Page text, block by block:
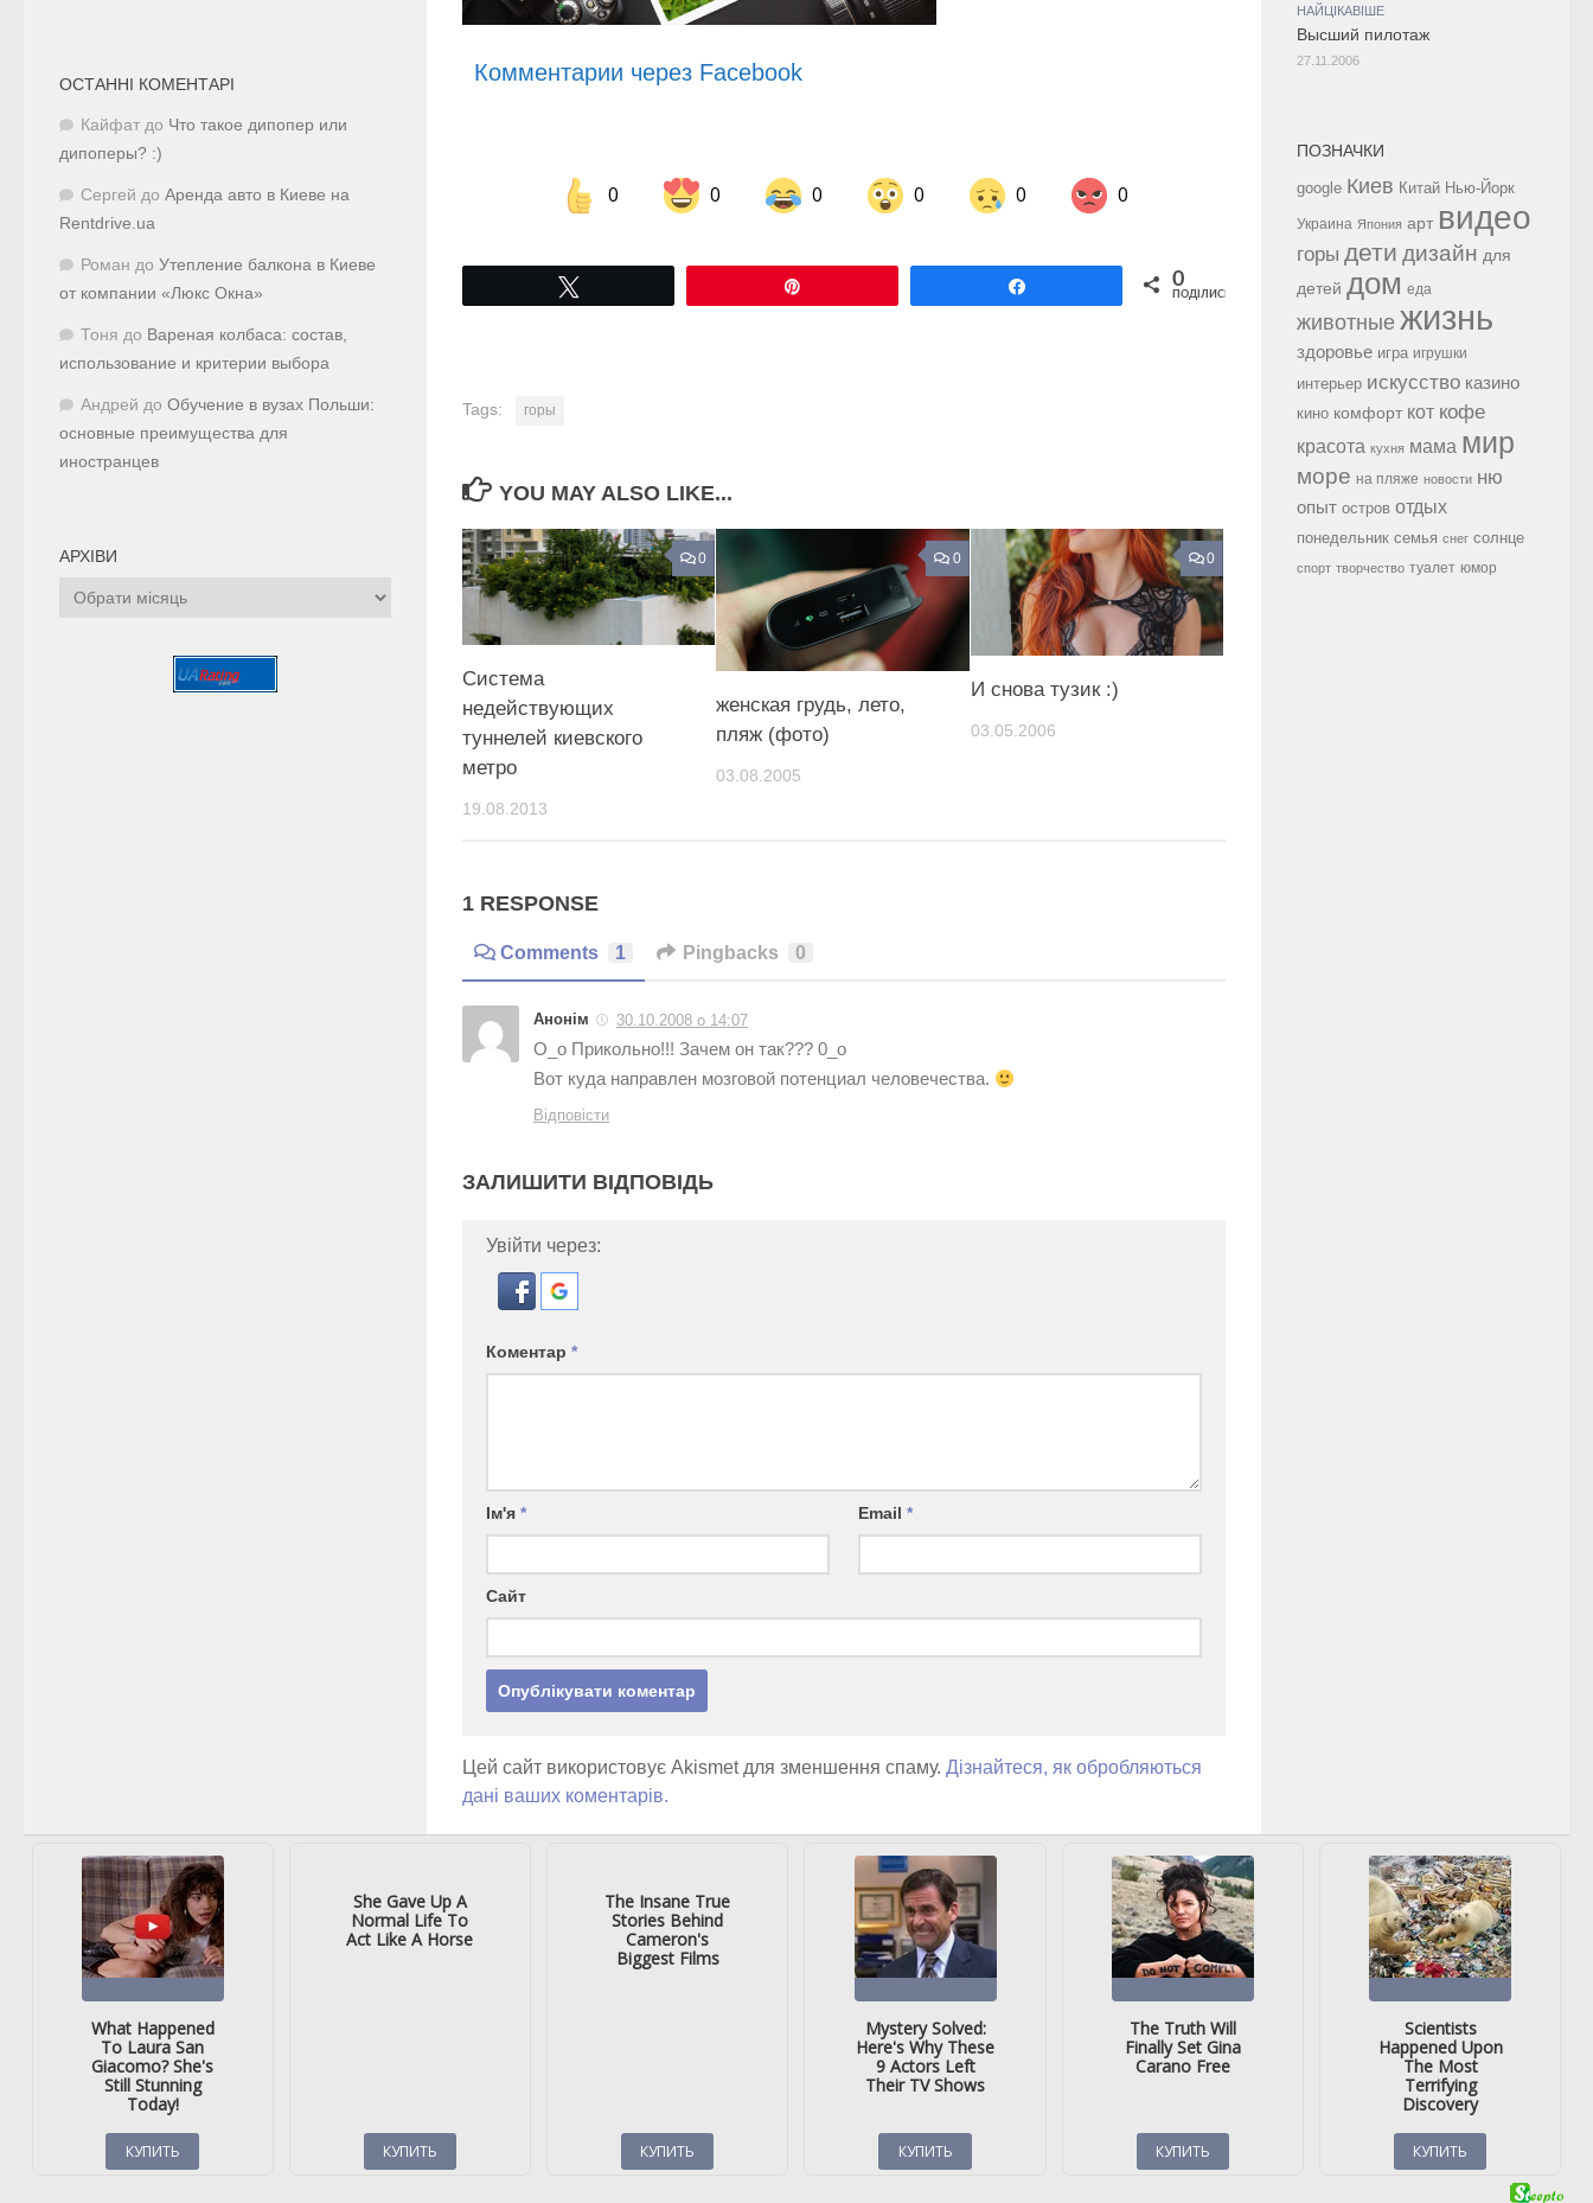
Комментарии через Facebook
0 0 0 0 0 0
Share on Facebook Share on LinkedIn Share on Twitter 0
ПОДІЛИСЬ
Tags: горы
YOU MAY ALSO LIKE...
0
Система
недействующих
туннелей киевского
метро
19.08.2013
0
женская грудь, лето,
пляж (фото)
03.08.2005
0
И снова тузик :)
03.05.2006
1 RESPONSE
Comments 1 Pingbacks 0
Анонім 30.10.2008 о 14:07
О_о Прикольно!!! Зачем он так??? 0_о
Вот куда направлен мозговой потенциал человечества.
Відповісти
ЗАЛИШИТИ ВІДПОВІДЬ
Увійти через:
Коментар *
Ім'я * Email*
Сайт
Цей сайт використовує Akismet для зменшення спаму. Дізнайтеся, як обробляються
дані ваших коментарів.
ОСТАННІ КОМЕНТАРІ
Кайфат до Что такое дипопер или
дипоперы? :)
Сергей до Аренда авто в Киеве на
Rentdrive.ua
Роман до Утепление балкона в Киеве
от компании «Люкс Окна»
Тоня до Вареная колбаса: состав,
использование и критерии выбора
Андрей до Обучение в вузах Польши:
основные преимущества для
иностранцев
АРХІВИ
Архіви
НАЙЦІКАВІШЕ
Высший пилотаж
27.11.2006
ПОЗНАЧКИ
google Киев Китай Нью-Йорк
Украина Япония арт видео
горы дети дизайн для
детей дом еда
животные жизнь
здоровье игра игрушки
интерьер искусство казино
кино комфорт кот кофе
красота кухня мама мир
море на пляже новости ню
опыт остров отдых
понедельник семья снег солнце
спорт творчество туалет юмор